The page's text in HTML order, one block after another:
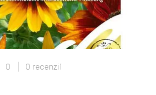
0 0 recenzií